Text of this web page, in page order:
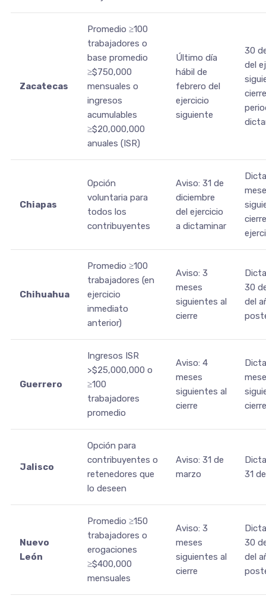
Zacatecas
Promedio ≥100
trabajadores o
base promedio
≥$750,000
mensuales o
ingresos
acumulables
≥$20,000,000
anuales (ISR)
Último día
hábil de
febrero del
ejercicio
siguiente
30
del
Chiapas
Opción
voluntaria para
todos los
contribuyentes
Aviso: 31 de
diciembre
del ejercicio
a dictaminar
Chihuahua
Promedio ≥100
trabajadores (en
ejercicio
inmediato
anterior)
Aviso: 3
meses
siguientes al
cierre
30
del
Guerrero
Ingresos ISR
>$25,000,000 o
≥100
trabajadores
promedio
Aviso: 4
meses
siguientes al
cierre
cierre
Jalisco
Opción para
contribuyentes o
retenedores que
lo deseen
Aviso: 31 de
marzo
31
Nuevo
León
Promedio ≥150
trabajadores o
erogaciones
≥$400,000
mensuales
Aviso: 3
meses
siguientes al
cierre
30
del